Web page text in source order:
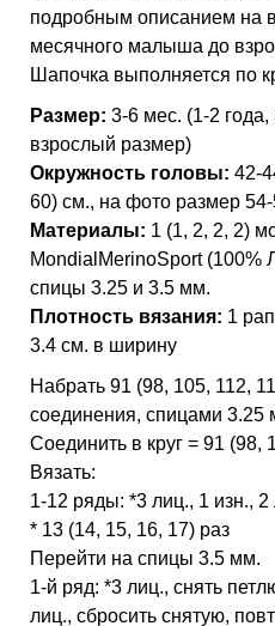
подробным описанием на
месячного малыша до
Шапочка выполняется по
Размер: 3-6 мес. (1-2 года,
взрослый размер)
Окружность головы: 42-
60) см., на фото размер
Материалы: 1 (1, 2, 2, 2)
MondialMerinoSport (100%
спицы 3.25 и 3.5 мм.
Плотность вязания: 1
3.4 см. в ширину
Набрать 91 (98, 105, 112,
соединения, спицами 3.25
Соединить в круг = 91 (98,
Вязать:
1-12 ряды: *3 лиц., 1 изн., 2
* 13 (14, 15, 16, 17) раз
Перейти на спицы 3.5 мм.
1-й ряд: *3 лиц., снять
лиц., сбросить снятую,